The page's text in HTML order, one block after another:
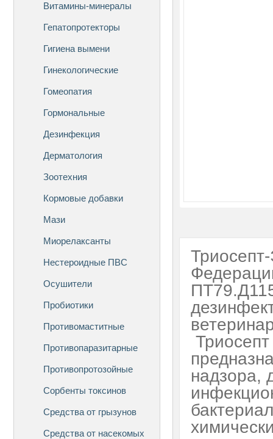
Витамины-минералы
Гепатопротекторы
Гигиена вымени
Гинекологические
Гомеопатия
Гормональные
Дезинфекция
Дерматология
Зоотехния
Кормовые добавки
Мази
Миорелаксанты
Нестероидные ПВС
Осушители
Пробиотики
Противомаститные
Противопаразитарные
Противопротозойные
Сорбенты токсинов
Средства от грызунов
Средства от насекомых
надзора,